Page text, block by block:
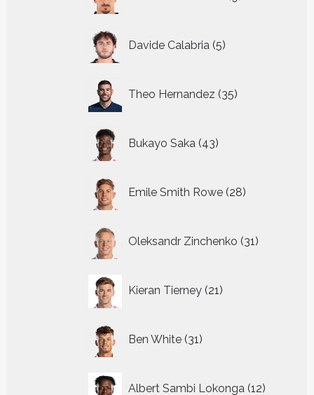
producten
Davide Calabria 5
producten
Theo Hernandez 35
producten
Bukayo Saka 43
producten
Emile Smith Rowe 28
producten
Oleksandr Zinchenko 31
producten
Kieran Tierney 21
producten
Ben White 31
producten
Albert Sambi Lokonga 12